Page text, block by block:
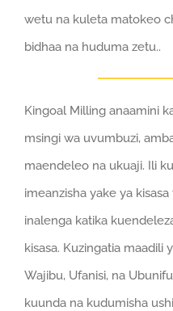
wetu na kuleta matokeo
bidhaa na huduma zetu..
Kingoal Milling anaamini
msingi wa uvumbuzi,
maendeleo na ukuaji. Ili
imeanzisha yake ya
inalenga katika
kisasa. Kuzingatia maadili
Wajibu, Ufanisi, na
kuunda na kudumisha